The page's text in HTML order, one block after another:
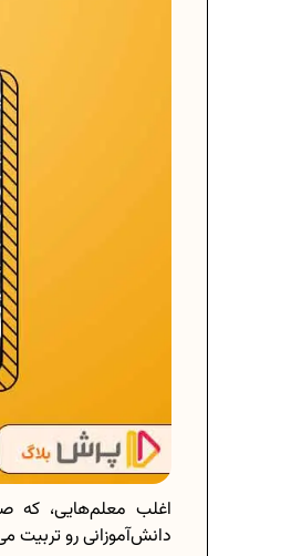
اغلب معلم‌هایی، که
دانش‌آموزانی رو تربیت